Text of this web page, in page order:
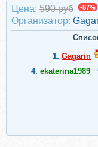
Цена: 590 руб -87%
Организатор:
1. Gagarin
4. ekaterina1989